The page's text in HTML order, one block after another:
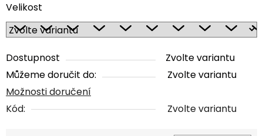
Velikost
Dostupnost
Zvolte variantu
Můžeme doručit do:
Zvolte variantu
Možnosti doručení
Kód:
Zvolte variantu